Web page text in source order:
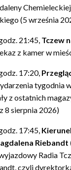
(5 września
21:45, Tczew
z kamer w
17:20,
tygodnia
z ostatnich
8 sierpnia 2026)
17:45,
Riebandt
Radia
czyli